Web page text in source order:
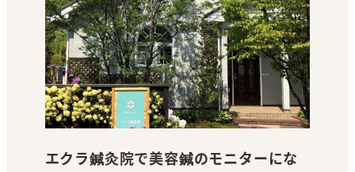
エクラ鍼灸院で美容鍼のモニターにな